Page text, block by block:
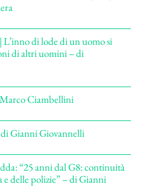
di lode di un uomo si
di altri uomini – di
Ciambellini
Gianni Giovannelli
“25 anni dal G8: continuità
e delle polizie” – di Gianni